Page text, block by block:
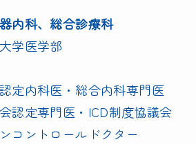
内科、総合診療科
学医学部
定内科医・総合内科専門医
認定専門医・ICD制度協議会
コントロールドクター